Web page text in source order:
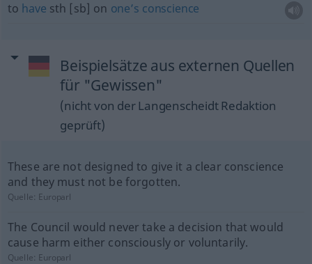
to have sth [sb] on one’s conscience
Beispielsätze aus externen Quellen
für "Gewissen"
(nicht von der Langenscheidt Redaktion
geprüft)
These are not designed to give it a clear conscience
and they must not be forgotten.
Quelle: Europarl
The Council would never take a decision that would
cause harm either consciously or voluntarily.
Quelle: Europarl